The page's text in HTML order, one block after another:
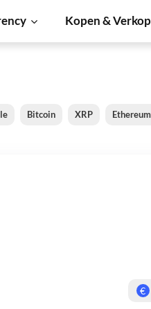
Kopen &
Bitcoin XRP Ethereum
€